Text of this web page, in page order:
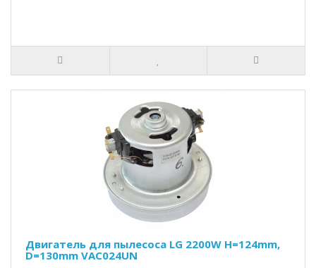
Двигатель для пылесоса LG 2200W H=124mm,
D=130mm VAC024UN